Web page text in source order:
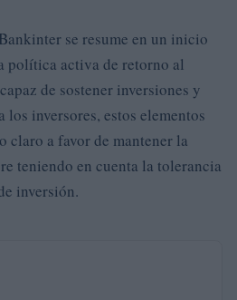
se resume en un inicio
política activa de retorno al
de sostener inversiones y
los inversores, estos elementos
claro a favor de mantener la
teniendo en cuenta la tolerancia
inversión.